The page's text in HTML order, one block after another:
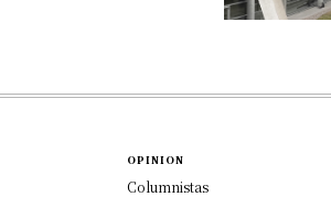
OPINION
Columnistas